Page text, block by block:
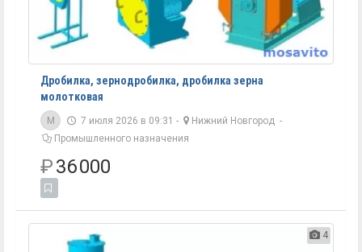
Дробилка, зернодробилка, дробилка зерна
молотковая
M 7 июля 2026 в 09:31 - Нижний Новгород -
Промышленного назначения
₽36 000
4